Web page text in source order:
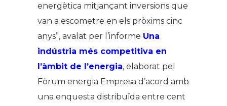
energètica mitjançant inversions que
van a escometre en els pròxims cinc
anys”, avalat per l’informe Una
indústria més competitiva en
l’àmbit de l’energia, elaborat pel
Fòrum energia Empresa d’acord amb
una enquesta distribuïda entre cent